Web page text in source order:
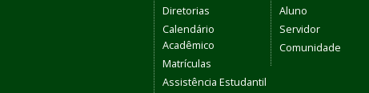
Diretorias
Calendário
Acadêmico
Matrículas
Assistência Estudantil
Aluno
Servidor
Comunidade